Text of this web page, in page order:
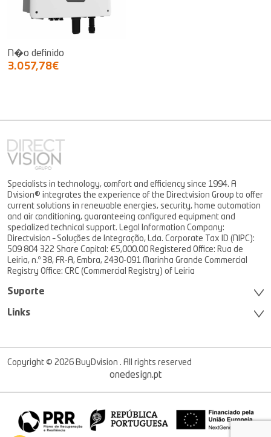
N�o definido
3.057,78€
Specialists in technology, comfort and efficiency since 1994. A
Dvision® integrates the experience of the Directvision Group to offer
current solutions in renewable energies, security, home automation
and air conditioning, guaranteeing configured equipment and
specialized technical support. Legal Information Company:
Directvision – Soluções de Integração, Lda. Corporate Tax ID (NIPC):
509 804 322 Share Capital: €5,000.00 Registered Office: Rua de
Leiria, n.º 38, FR-A, Embra, 2430-091 Marinha Grande Commercial
Registry Office: CRC (Commercial Registry) of Leiria
Suporte
Links
Copyright © 2026 BuyDvision . All rights reserved
onedesign.pt